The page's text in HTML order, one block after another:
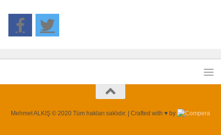
Mehmet ALKIŞ © 2020 Tüm hakları saklıdır. | Crafted with ♥ by